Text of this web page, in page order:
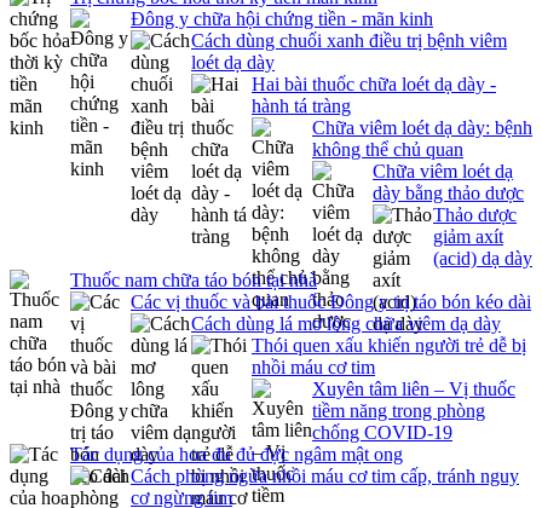
Đông y chữa hội chứng tiền - mãn kinh
Cách dùng chuối xanh điều trị bệnh viêm
loét dạ dày
Hai bài thuốc chữa loét dạ dày -
hành tá tràng
Chữa viêm loét dạ dày: bệnh
không thể chủ quan
Chữa viêm loét dạ
dày bằng thảo dược
Thảo dược
giảm axít
(acid) dạ dày
Thuốc nam chữa táo bón tại nhà
Các vị thuốc và bài thuốc Đông y trị táo bón kéo dài
Cách dùng lá mơ lông chữa viêm dạ dày
Thói quen xấu khiến người trẻ dễ bị
nhồi máu cơ tim
Xuyên tâm liên – Vị thuốc
tiềm năng trong phòng
chống COVID-19
Tác dụng của hoa đu đủ đực ngâm mật ong
Cách phòng ngừa nhồi máu cơ tim cấp, tránh nguy
cơ ngừng tim